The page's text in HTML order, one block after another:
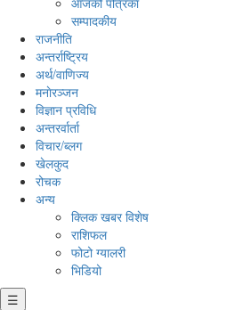
सम्पादकीय
राजनीति
अन्तर्राष्ट्रिय
अर्थ/वाणिज्य
मनाेरञ्जन
विज्ञान प्रविधि
अन्तरर्वार्ता
विचार/ब्लग
खेलकुद
रोचक
अन्य
क्लिक खबर विशेष
राशिफल
फोटो ग्यालरी
भिडियो
☰